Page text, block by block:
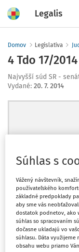
Legalis
Domov Legislatíva
4 Tdo 17/
Najvyšší súd SR -
Vydané: 20. 7. 2014
Ups,
Celý
Súhlas s
Vážený návštevník,
používateľského
základné predpoklady
aby sme vás
dostatok podnetov, ako
súhlas so spracovaním
dočasne ukladajú vo
súhlasu. Dáta využijeme
obsahu webu priamo